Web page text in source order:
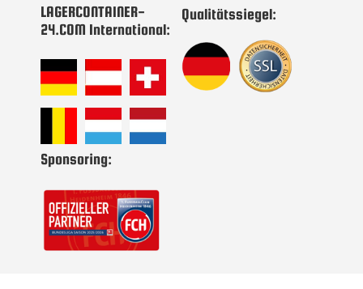
LAGERCONTAINER-
24.COM International:
Qualitätssiegel:
Sponsoring: